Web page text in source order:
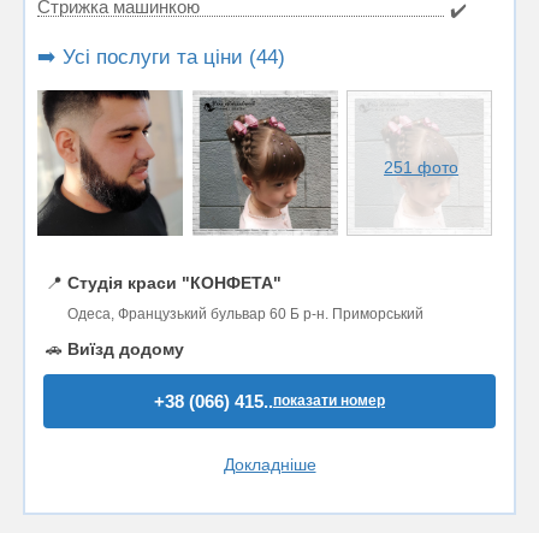
Стрижка машинкою
✔️
➡️ Усі послуги та ціни (44)
251 фото
📍 Студія краси "КОНФЕТА"
Одеса, Французький бульвар 60 Б р-н. Приморський
🚗 Виїзд додому
+38 (066) 415..показати номер
Докладніше